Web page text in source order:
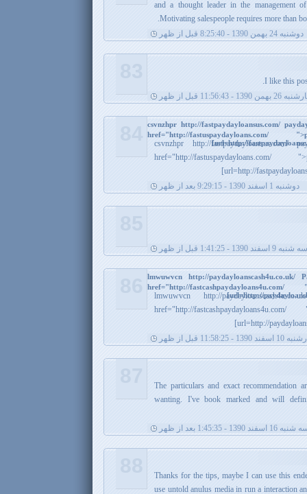
and a thought leader in the management
Motivating salespeople requires more than
دوشنبه 24 بهمن 1390 - 8:25:40 قبل از ظهر
I like this
1390 - 11:56:43 قبل از ظهر
csvnzhpr http://fastpaydayloansus.com/
href="http://
[url=http://
csvnzhpr http://
href="http://
[url=http://
دوشنبه 1 اسفند 1390 - 9:29:15 بعد از ظهر
سه شنبه 9 اسفند 1390 - 1:41:25 قبل از ظهر
lmwuwvcn http://
href="http://
[url=http://
lmwuwvcn http://
href="http://
[url=http://
1390 - 11:58:25 قبل از ظهر
The particulars and exact recommendation
wanting. I've book marked and will
16 اسفند 1390 - 1:45:35 بعد از ظهر
Thanks for the tips, maybe I can use this
use untold anulus media in run a interaction